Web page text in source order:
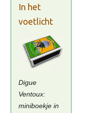
In het
voetlicht
Digue
Ventoux:
miniboekje in